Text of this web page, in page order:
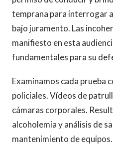
temprana para interrogar
bajo juramento. Las
manifiesto en esta
fundamentales para su
Examinamos cada prueba
policiales. Vídeos de
cámaras corporales.
alcoholemia y análisis de
mantenimiento de